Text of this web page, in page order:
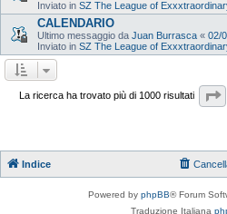
Inviato in SZ The League of
CALENDARIO
Ultimo messaggio da Juan Burrasca « 02/
Inviato in SZ The League of
La ricerca ha trovato più di 1000 risultati
Indice
Powered by phpBB® Forum
Traduzione Italiana